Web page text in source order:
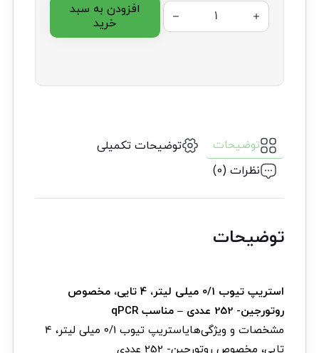
افزودن به سبد
خرید
توضیحات
توضیحات تکمیلی
نظرات (0)
توضیحات
استریپ تیوب 0/1 میلی لیتر، 4 تایی، مخصوص
روتورجین- 252 عددی – مناسب qPCR
مشخصات و ویژگی‌هایاستریپ تیوب 0/1 میلی لیتر، 4
تایی، مخصوص روتورجین- 252 عددی